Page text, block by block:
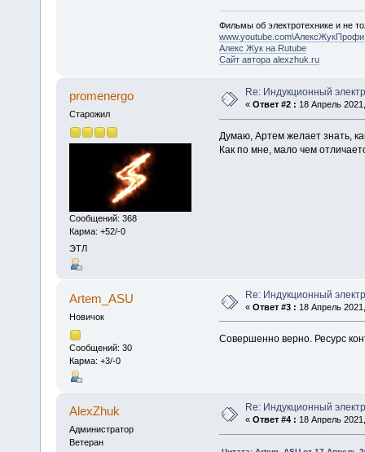
Фильмы об электротехнике и не
www.youtube.com\АлексЖукПрофи
Алекс Жук на Rutube
Сайт автора alexzhuk.ru
promenergo
Старожил
Сообщений: 368
Карма: +52/-0
ЭТЛ
Re: Индукционный
« Ответ #2 : 18 Апрель
Думаю, Артем желает знать,
Как по мне, мало чем
Artem_ASU
Новичок
Сообщений: 30
Карма: +3/-0
Re: Индукционный
« Ответ #3 : 18 Апрель
Совершенно верно. Ресурс
AlexZhuk
Администратор
Ветеран
Re: Индукционный
« Ответ #4 : 18 Апрель